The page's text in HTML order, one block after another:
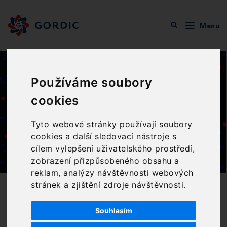
Používáme soubory
cookies
Tyto webové stránky používají soubory
cookies a další sledovací nástroje s
cílem vylepšení uživatelského prostředí,
zobrazení přizpůsobeného obsahu a
reklam, analýzy návštěvnosti webových
stránek a zjištění zdroje návštěvnosti.
Souhlasím
Menu
Veřejná správa
Ekonomika
Kniha odeslaných
faktur
CHARAKTERISTIKA PRODUKTU
Nástroj pro zpracování